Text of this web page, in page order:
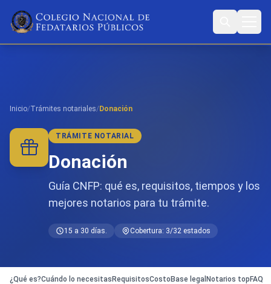
Inicio/Trámites notariales/Donación
TRÁMITE NOTARIAL
Donación
Guía CNFP: qué es, requisitos, tiempos y los
mejores notarios para tu trámite.
15 a 30 días. Cobertura: 3/32 estados
¿Qué es?Cuándo lo necesitas RequisitosCosto Base legal Notarios top FAQ